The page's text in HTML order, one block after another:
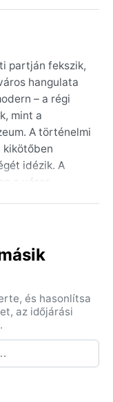
partján fekszik,
hangulata
– a régi
mint a
A történelmi
kikötőben
idézik. A
a város
azaz
nyarak
körüli nappali
a
és rendszeres
meg hetekig.
kb. 700-
és a tél. A
és hasonlítsa
az időjárási